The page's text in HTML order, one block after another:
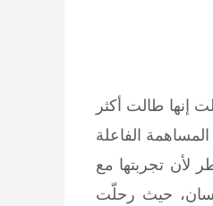
إنها طالت أكثر
الفاعلة
لأن تجربتها مع
الإنسان، حيث رحلّت